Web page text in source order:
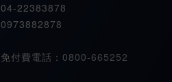
04-22383878
0973882878
免付費電話：0800-665252